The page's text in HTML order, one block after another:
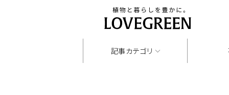
記事カテゴリ